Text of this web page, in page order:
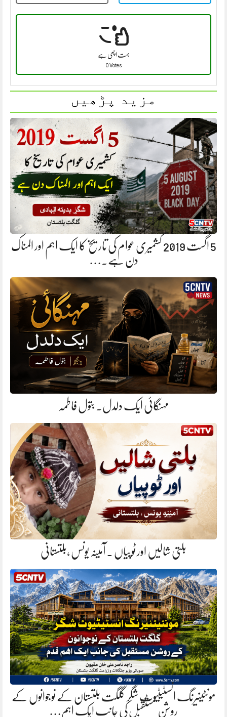
بہت اچھی ہے
0 Votes
مزید پڑھیں
5 اگست 2019 کشمیری عوام کی تاریخ کا ایک اہم اور المناک
دن ہے.…
مہنگائی ایک دلدل. بتول فاطمہ
بلتی شالیں اور ٹوپیاں . آمینہ یونس ،بلتستانی
مونٹینیرنگ انسٹیٹیوٹ شگر گلگت بلتستان کے نوجوانوں کے
روشن مستقبل کی جانب ایک اہم…